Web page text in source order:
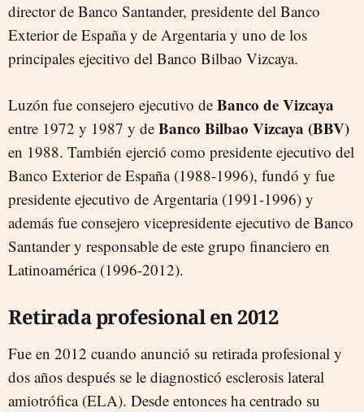
director de Banco Santander, presidente del Banco
Exterior de España y de Argentaria y uno de los
principales ejecitivo del Banco Bilbao Vizcaya.
Luzón fue consejero ejecutivo de Banco de Vizcaya
entre 1972 y 1987 y de Banco Bilbao Vizcaya (BBV)
en 1988. También ejerció como presidente ejecutivo del
Banco Exterior de España (1988-1996), fundó y fue
presidente ejecutivo de Argentaria (1991-1996) y
además fue consejero vicepresidente ejecutivo de Banco
Santander y responsable de este grupo financiero en
Latinoamérica (1996-2012).
Retirada profesional en 2012
Fue en 2012 cuando anunció su retirada profesional y
dos años después se le diagnosticó esclerosis lateral
amiotrófica (ELA). Desde entonces ha centrado su